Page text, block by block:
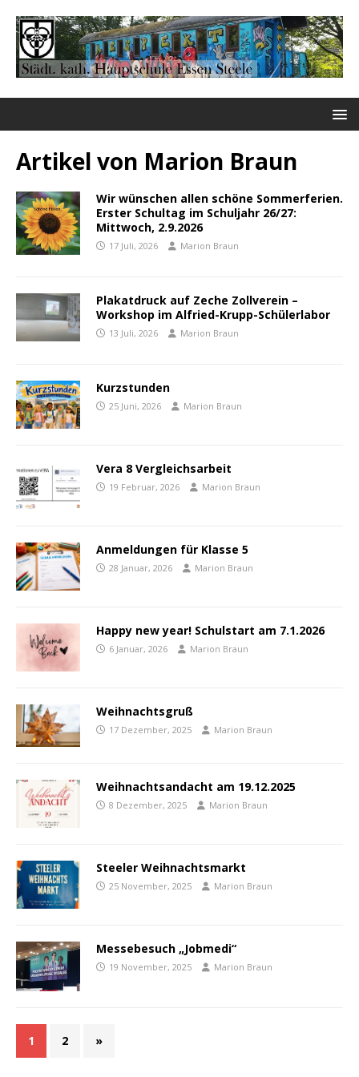
Artikel von Marion Braun
Wir wünschen allen schöne Sommerferien.
Erster Schultag im Schuljahr 26/27:
Mittwoch, 2.9.2026
17 Juli, 2026 Marion Braun
Plakatdruck auf Zeche Zollverein –
Workshop im Alfried-Krupp-Schülerlabor
13 Juli, 2026 Marion Braun
Kurzstunden
25 Juni, 2026 Marion Braun
Vera 8 Vergleichsarbeit
19 Februar, 2026 Marion Braun
Anmeldungen für Klasse 5
28 Januar, 2026 Marion Braun
Happy new year! Schulstart am 7.1.2026
6 Januar, 2026 Marion Braun
Weihnachtsgruß
17 Dezember, 2025 Marion Braun
Weihnachtsandacht am 19.12.2025
8 Dezember, 2025 Marion Braun
Steeler Weihnachtsmarkt
25 November, 2025 Marion Braun
Messebesuch „Jobmedi“
19 November, 2025 Marion Braun
1 2 »